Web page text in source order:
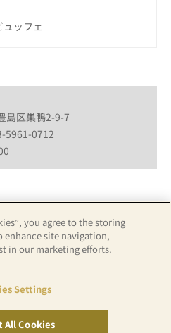
ッフェ
島区巣鴨2-9-7
5961-0712
カレンダーから予約
式TOPはこちら
you agree to the storing
enhance site navigation,
in our marketing efforts.
Settings
All Cookies